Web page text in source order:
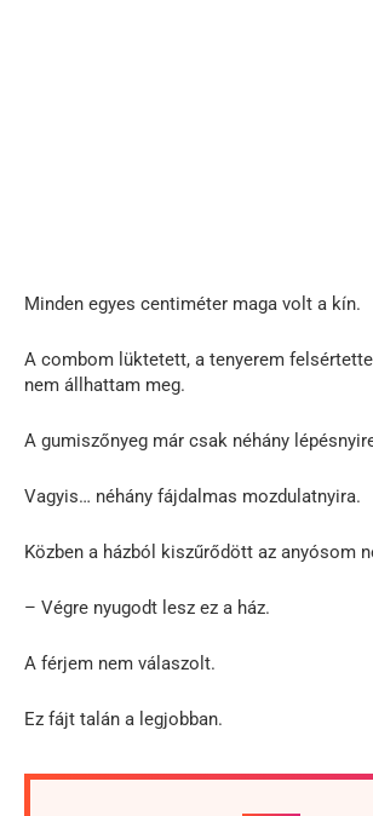
Minden egyes centiméter maga volt a kín.
A combom lüktetett, a tenyerem
nem állhattam meg.
A gumiszőnyeg már csak néhány
Vagyis… néhány fájdalmas mozdulatnyira.
Közben a házból kiszűrődött az anyósom
– Végre nyugodt lesz ez a ház.
A férjem nem válaszolt.
Ez fájt talán a legjobban.